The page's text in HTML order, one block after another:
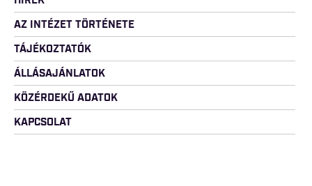
AZ INTÉZET TÖRTÉNETE
TÁJÉKOZTATÓK
ÁLLÁSAJÁNLATOK
KÖZÉRDEKŰ ADATOK
KAPCSOLAT